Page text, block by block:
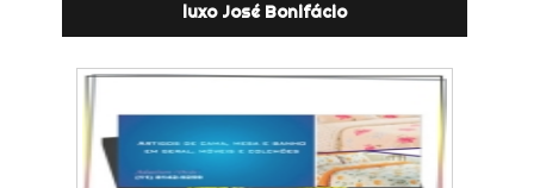
luxo José Bonifácio